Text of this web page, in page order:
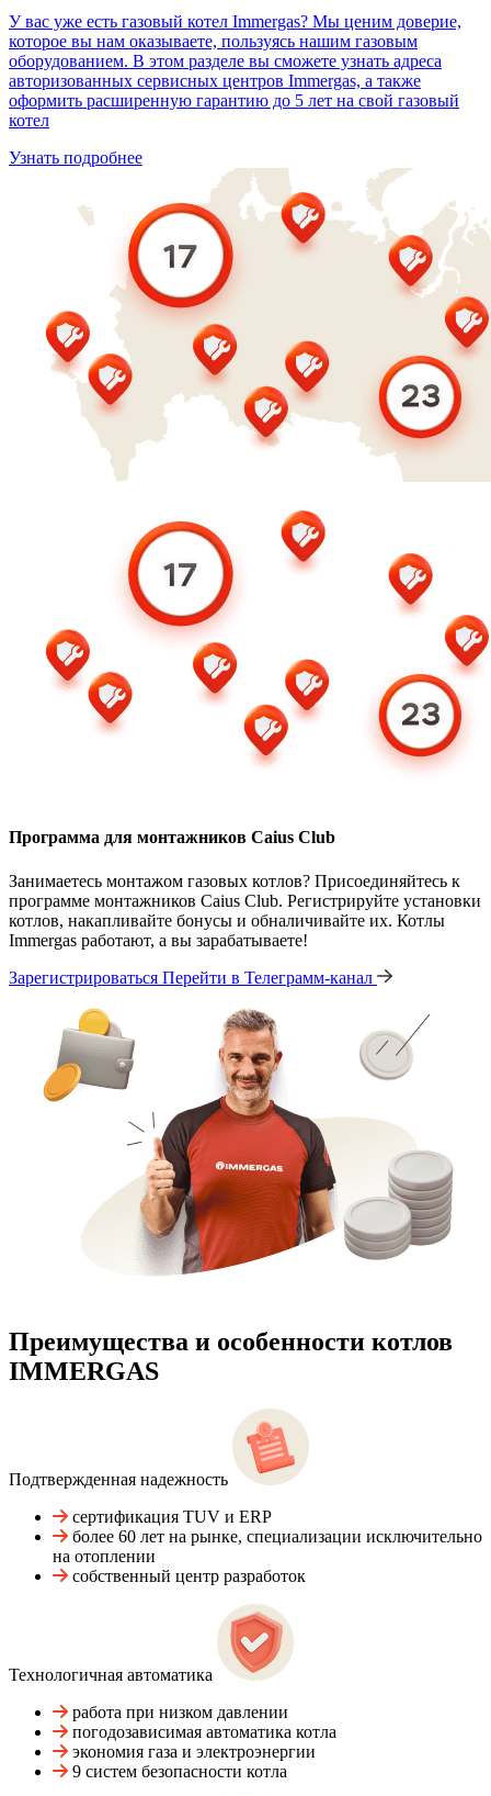
У вас уже есть газовый котел Immergas? Мы ценим доверие,
которое вы нам оказываете, пользуясь нашим газовым
оборудованием. В этом разделе вы сможете узнать адреса
авторизованных сервисных центров Immergas, а также
оформить расширенную гарантию до 5 лет на свой газовый
котел
Узнать подробнее
Программа для монтажников Caius Club
Занимаетесь монтажом газовых котлов? Присоединяйтесь к
программе монтажников Caius Club. Регистрируйте установки
котлов, накапливайте бонусы и обналичивайте их. Котлы
Immergas работают, а вы зарабатываете!
Зарегистрироваться Перейти в Телеграмм-канал
Преимущества и особенности котлов
IMMERGAS
Подтвержденная надежность
сертификация TUV и ERP
более 60 лет на рынке, специализации исключительно
на отоплении
собственный центр разработок
Технологичная автоматика
работа при низком давлении
погодозависимая автоматика котла
экономия газа и электроэнергии
9 систем безопасности котла